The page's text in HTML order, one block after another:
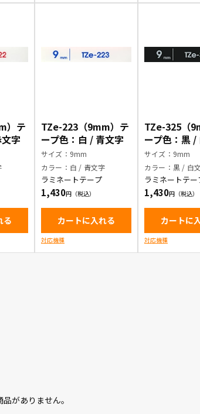
）テ
字
る
TZe-223（9mm）テ
ープ色：白 / 青文字
サイズ：9mm
カラー：白 / 青文字
ラミネートテープ
1,430
カートに入れる
対応機種
TZe-325（
ープ色：黒 /
サイズ：9mm
カラー：黒 / 白
ラミネートテー
1,430
カートに
対応機種
がありません。